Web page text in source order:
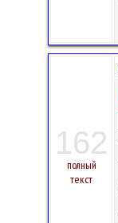
162
полный
текст